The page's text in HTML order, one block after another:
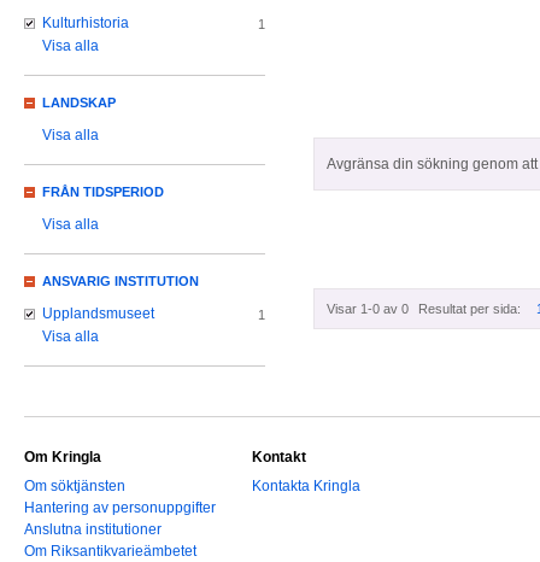
Avgränsa din sökning genom
Visar 1-0 av 0 Resultat per sida:
Kulturhistoria 1
Visa alla
LANDSKAP
Visa alla
FRÅN TIDSPERIOD
Visa alla
ANSVARIG INSTITUTION
Upplandsmuseet 1
Visa alla
Om Kringla
Om söktjänsten
Hantering av personuppgifter
Anslutna institutioner
Om Riksantikvarieämbetet
Kontakt
Kontakta Kringla